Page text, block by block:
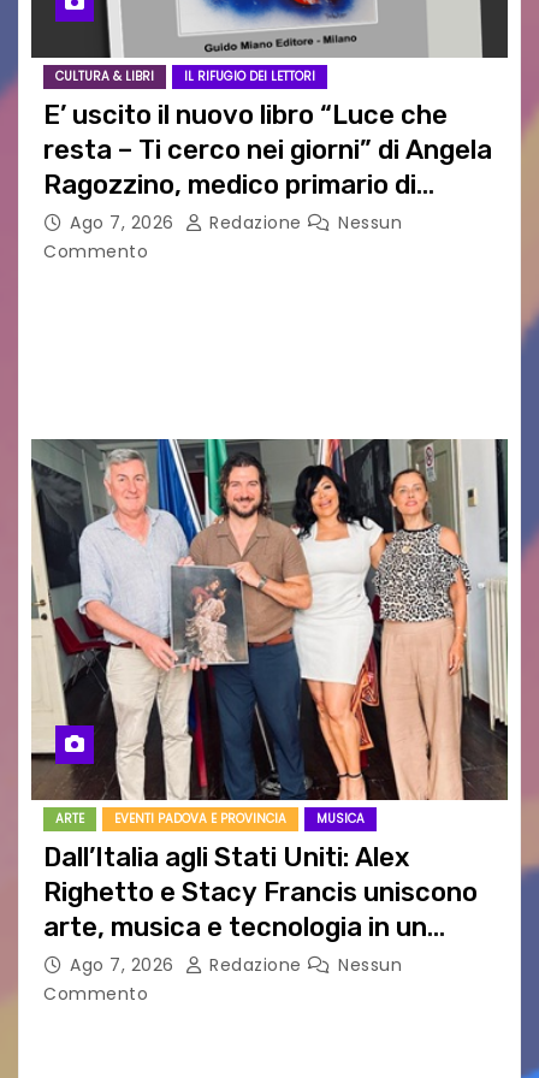
CULTURA & LIBRI IL RIFUGIO DEI LETTORI
E’ uscito il nuovo libro “Luce che
resta – Ti cerco nei giorni” di Angela
Ragozzino, medico primario di
Capua
Ago 7, 2026 Redazione
Nessun
Commento
ARTE EVENTI PADOVA E PROVINCIA MUSICA
Dall’Italia agli Stati Uniti: Alex
Righetto e Stacy Francis uniscono
arte, musica e tecnologia in un
nuovo progetto internazionale”
Ago 7, 2026 Redazione
Nessun
Commento